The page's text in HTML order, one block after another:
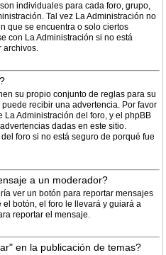
individuales para cada foro, grupo,
Tal vez La Administración no
que se encuentra o solo ciertos
con La Administración si no está
archivos.
su propio conjunto de reglas para su
recibir una advertencia. Por favor
Administración del foro, y el phpBB
dadas en este sitio.
foro si no está seguro de porqué fue
a un moderador?
ver un botón para reportar mensajes
botón, el foro le llevará y guiará a
reportar el mensaje.
en la publicación de temas?